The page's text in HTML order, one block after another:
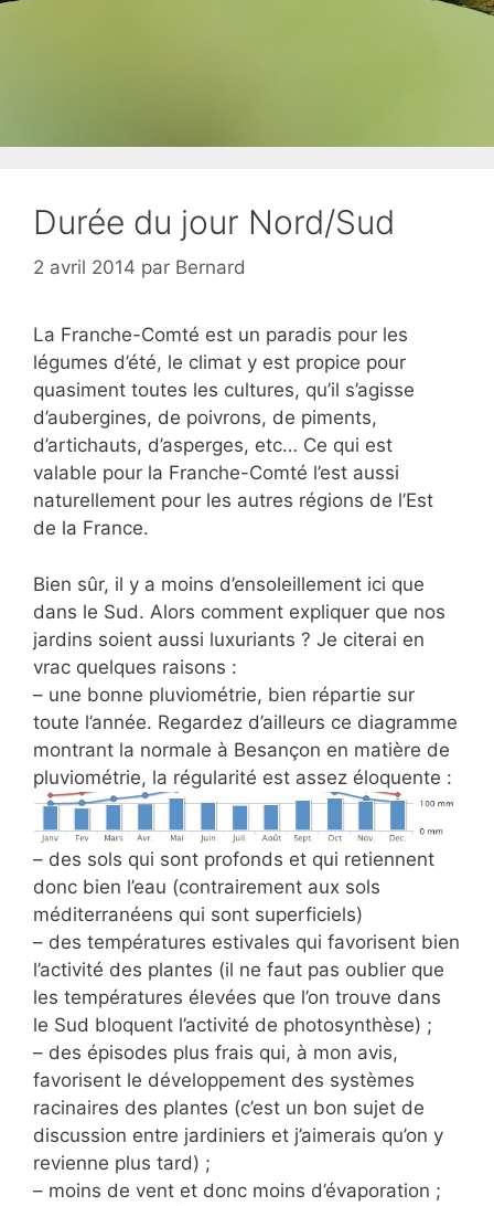
Durée du jour Nord/Sud
2 avril 2014 par Bernard
La Franche-Comté est un paradis pour les
légumes d’été, le climat y est propice pour
quasiment toutes les cultures, qu’il s’agisse
d’aubergines, de poivrons, de piments,
d’artichauts, d’asperges, etc… Ce qui est
valable pour la Franche-Comté l’est aussi
naturellement pour les autres régions de l’Est
de la France.
Bien sûr, il y a moins d’ensoleillement ici que
dans le Sud. Alors comment expliquer que nos
jardins soient aussi luxuriants ? Je citerai en
vrac quelques raisons :
– une bonne pluviométrie, bien répartie sur
toute l’année. Regardez d’ailleurs ce diagramme
montrant la normale à Besançon en matière de
pluviométrie, la régularité est assez éloquente :
– des sols qui sont profonds et qui retiennent
donc bien l’eau (contrairement aux sols
méditerranéens qui sont superficiels)
– des températures estivales qui favorisent bien
l’activité des plantes (il ne faut pas oublier que
les températures élevées que l’on trouve dans
le Sud bloquent l’activité de photosynthèse) ;
– des épisodes plus frais qui, à mon avis,
favorisent le développement des systèmes
racinaires des plantes (c’est un bon sujet de
discussion entre jardiniers et j’aimerais qu’on y
revienne plus tard) ;
– moins de vent et donc moins d’évaporation ;